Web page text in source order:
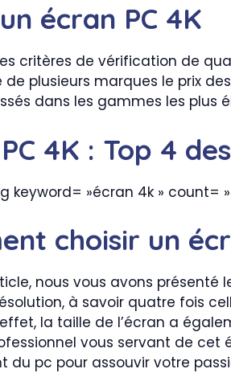
écran PC 4K
critères de vérification de
plusieurs marques le prix
dans les gammes les plus
4K : Top 4
keyword= »écran 4k » count=
choisir un
nous vous avons présenté
à savoir quatre fois
la taille de l’écran a
vous servant de
du pc pour assouvir votre